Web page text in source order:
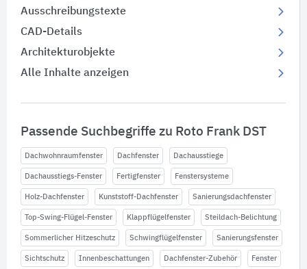
Ausschreibungstexte
CAD-Details
Architekturobjekte
Alle Inhalte anzeigen
Passende Suchbegriffe zu Roto Frank DST
Dachwohnraumfenster Dachfenster Dachausstiege
Dachausstiegs-Fenster Fertigfenster Fenstersysteme
Holz-Dachfenster Kunststoff-Dachfenster Sanierungsdachfenster
Top-Swing-Flügel-Fenster Klappflügelfenster Steildach-Belichtung
Sommerlicher Hitzeschutz Schwingflügelfenster Sanierungsfenster
Sichtschutz Innenbeschattungen Dachfenster-Zubehör Fenster